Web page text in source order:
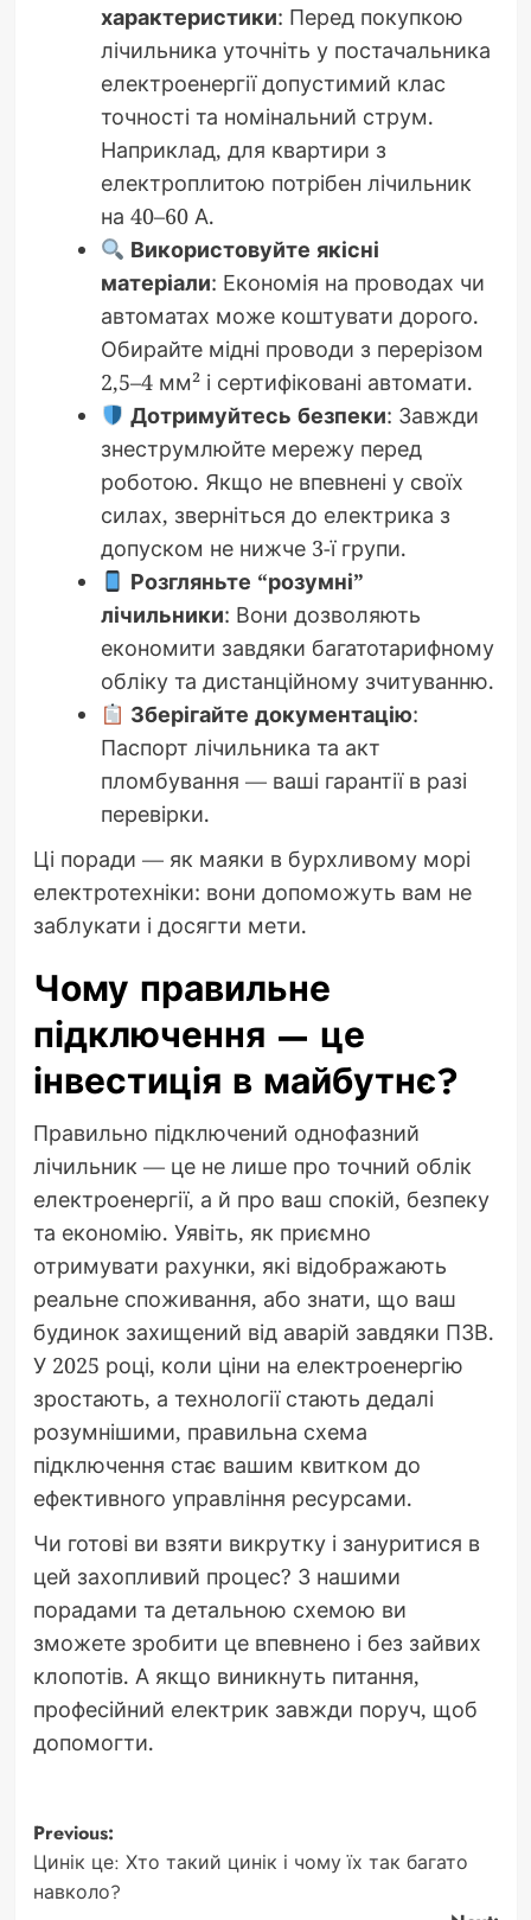
характеристики: Перед покупкою
лічильника уточніть у постачальника
електроенергії допустимий клас
точності та номінальний струм.
Наприклад, для квартири з
електроплитою потрібен лічильник
на 40–60 А.
Використовуйте якісні
матеріали: Економія на проводах чи
автоматах може коштувати дорого.
Обирайте мідні проводи з перерізом
2,5–4 мм² і сертифіковані автомати.
Дотримуйтесь безпеки: Завжди
знеструмлюйте мережу перед
роботою. Якщо не впевнені у своїх
силах, зверніться до електрика з
допуском не нижче 3-ї групи.
Розгляньте “розумні”
лічильники: Вони дозволяють
економити завдяки багатотарифному
обліку та дистанційному зчитуванню.
Зберігайте документацію:
Паспорт лічильника та акт
пломбування — ваші гарантії в разі
перевірки.
Ці поради — як маяки в бурхливому морі
електротехніки: вони допоможуть вам не
заблукати і досягти мети.
Чому правильне
підключення — це
інвестиція в майбутнє?
Правильно підключений однофазний
лічильник — це не лише про точний облік
електроенергії, а й про ваш спокій, безпеку
та економію. Уявіть, як приємно
отримувати рахунки, які відображають
реальне споживання, або знати, що ваш
будинок захищений від аварій завдяки ПЗВ.
У 2025 році, коли ціни на електроенергію
зростають, а технології стають дедалі
розумнішими, правильна схема
підключення стає вашим квитком до
ефективного управління ресурсами.
Чи готові ви взяти викрутку і зануритися в
цей захопливий процес? З нашими
порадами та детальною схемою ви
зможете зробити це впевнено і без зайвих
клопотів. А якщо виникнуть питання,
професійний електрик завжди поруч, щоб
допомогти.
Post
navigation
Previous:
Цинік це: Хто такий цинік і чому їх так багато
навколо?